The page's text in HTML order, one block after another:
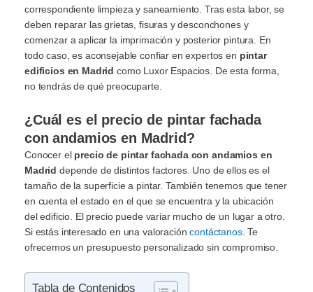
correspondiente limpieza y saneamiento. Tras esta labor, se
deben reparar las grietas, fisuras y desconchones y
comenzar a aplicar la imprimación y posterior pintura. En
todo caso, es aconsejable confiar en expertos en pintar
edificios en Madrid como Luxor Espacios. De esta forma,
no tendrás de qué preocuparte.
¿Cuál es el precio de pintar fachada
con andamios en Madrid?
Conocer el precio de pintar fachada con andamios en
Madrid depende de distintos factores. Uno de ellos es el
tamaño de la superficie a pintar. También tenemos que tener
en cuenta el estado en el que se encuentra y la ubicación
del edificio. El precio puede variar mucho de un lugar a otro.
Si estás interesado en una valoracióncontáctanos. Te
ofrecemos un presupuesto personalizado sin compromiso.
Tabla de Contenidos